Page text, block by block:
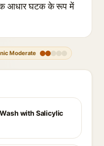
आधार घटक के रूप में
Moderate
with Salicylic